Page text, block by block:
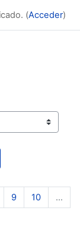
(Acceder)
cursos
8
9Página 9
10Página 10
…